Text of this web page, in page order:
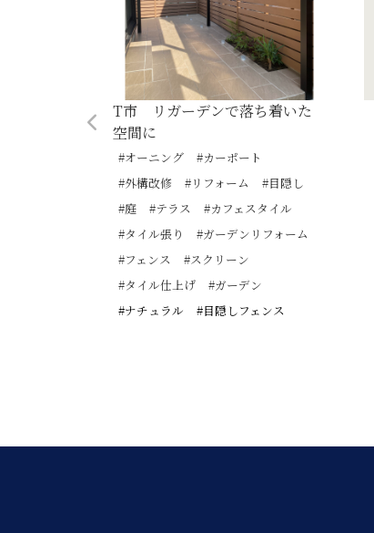
T市 リガーデンで落ち着いた
空間に
#オーニング
#カーポート
#外構改修
#リフォーム
#目隠し
#庭
#テラス
#カフェスタイル
#タイル張り
#ガーデンリフォーム
#フェンス
#スクリーン
#タイル仕上げ
#ガーデン
#ナチュラル
#目隠しフェンス